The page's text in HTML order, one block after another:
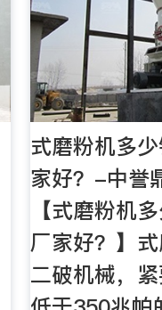
式磨粉机多
家好？-中誉
【式磨粉机
厂家好？】
二破机械，